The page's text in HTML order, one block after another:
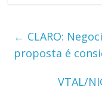
← CLARO:
proposta é
VTAL/